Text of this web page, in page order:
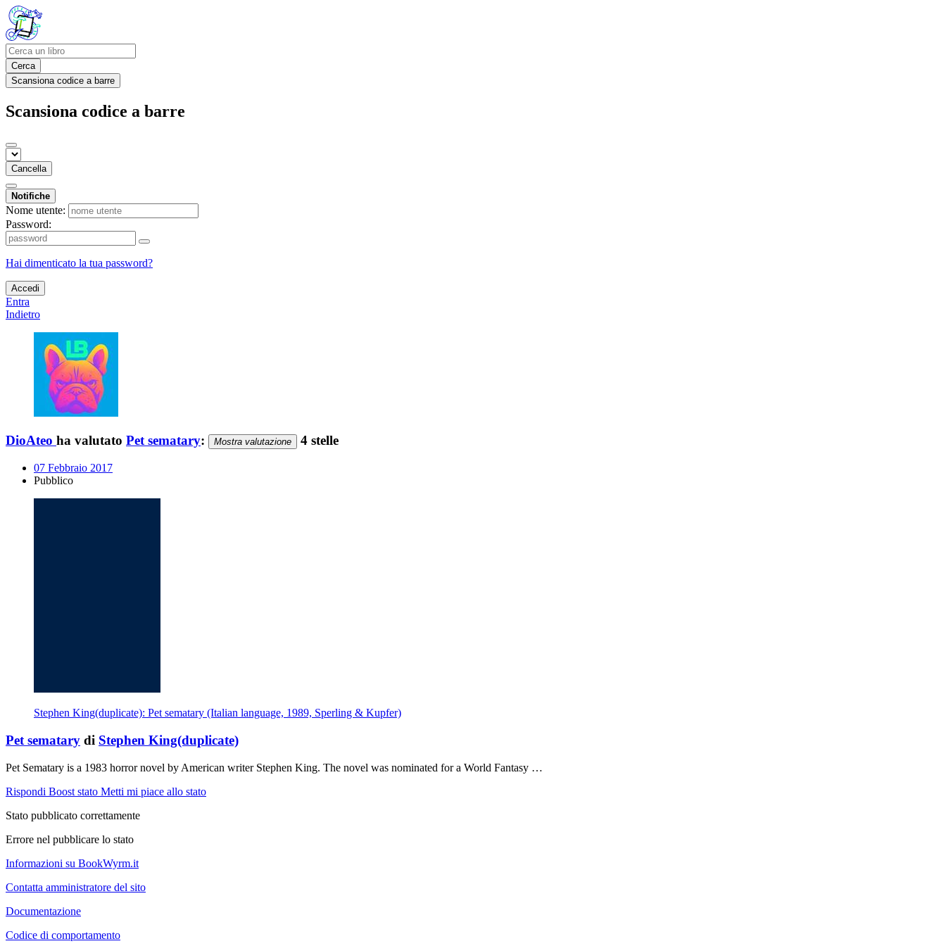
Cerca
Scansiona codice a barre
Scansiona codice a barre
Cancella
Notifiche
Nome utente:
Password:
Hai dimenticato la tua password?
Accedi
Entra
Indietro
DioAteo ha valutato Pet sematary: Mostra valutazione 4 stelle
07 Febbraio 2017
Pubblico
Stephen King(duplicate): Pet sematary (Italian language, 1989, Sperling & Kupfer)
Pet sematary di Stephen King(duplicate)
Pet Sematary is a 1983 horror novel by American writer Stephen King. The novel was nominated for a World Fantasy …
Rispondi Boost stato Metti mi piace allo stato
Stato pubblicato correttamente
Errore nel pubblicare lo stato
Informazioni su BookWyrm.it
Contatta amministratore del sito
Documentazione
Codice di comportamento